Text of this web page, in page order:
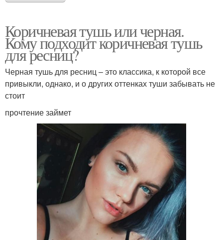
Коричневая тушь или черная.
Кому подходит коричневая тушь
для ресниц?
Черная тушь для ресниц – это классика, к которой все
привыкли, однако, и о других оттенках туши забывать не
стоит
прочтение займет